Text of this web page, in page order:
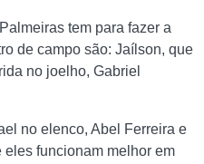
tem para fazer a
de campo são: Jaílson, que
no joelho, Gabriel
no elenco, Abel Ferreira e
funcionam melhor em